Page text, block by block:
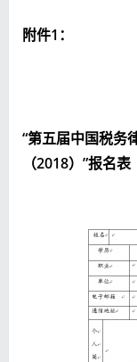
附件1：
“第五届中国税务
（2018）”报名表